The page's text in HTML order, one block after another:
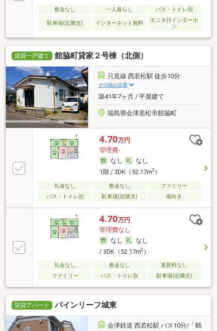
敷金なし 一人暮らし バス・トイレ別
駐車場(近隣含) インターネット無料
モニタ付インターホ
ン
賃貸一戸建て 館脇町貸家２号棟（北側）
只見線 西若松駅 徒歩10分
その他の交通
築41年7ヶ月 / 平屋建て
福島県会津若松市館脇町
4.70万円
管理費-
なし
なし
1階 / 3DK（52.17m2）
礼金なし 敷金なし
ファミリー
バス・トイレ別
駐車場(近隣含) 南向き
4.70万円
管理費なし
なし
なし
/ 3DK（52.17m2）
礼金なし 敷金なし
更新料なし
ファミリー
バス・トイレ別 駐車場(近隣含)
賃貸アパート パインリーフ城東
会津鉄道 西若松駅 バス10分/「鶴